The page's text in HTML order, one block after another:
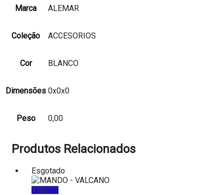
Marca ALEMAR
Coleção ACCESORIOS
Cor BLANCO
Dimensões 0x0x0
Peso 0,00
Produtos Relacionados
Esgotado
Ler mais